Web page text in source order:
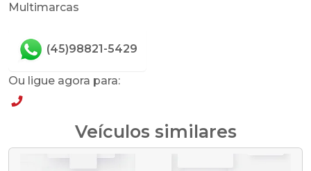
Multimarcas
(45)98821-5429
Ou ligue agora para:
Veículos similares